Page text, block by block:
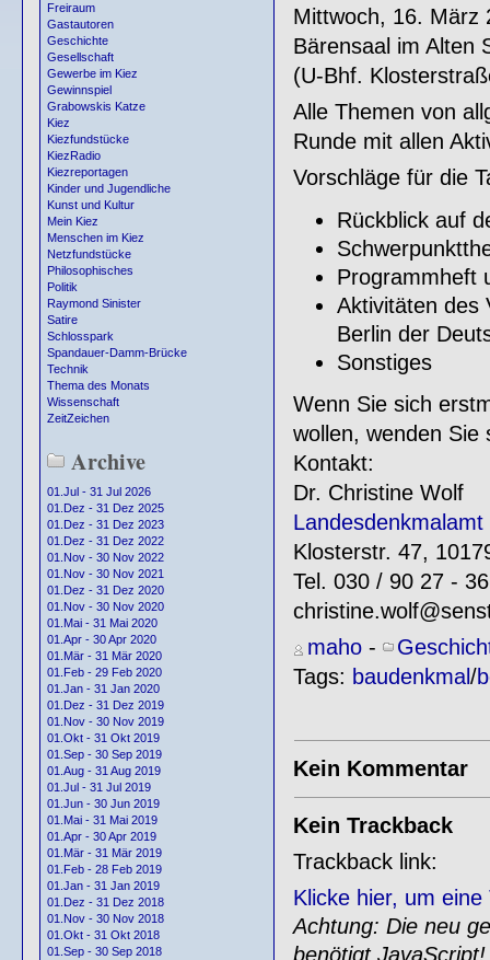
Freiraum
Gastautoren
Geschichte
Gesellschaft
Gewerbe im Kiez
Gewinnspiel
Grabowskis Katze
Kiez
Kiezfundstücke
KiezRadio
Kiezreportagen
Kinder und Jugendliche
Kunst und Kultur
Mein Kiez
Menschen im Kiez
Netzfundstücke
Philosophisches
Politik
Raymond Sinister
Satire
Schlosspark
Spandauer-Damm-Brücke
Technik
Thema des Monats
Wissenschaft
ZeitZeichen
Archive
01.Jul - 31 Jul 2026
01.Dez - 31 Dez 2025
01.Dez - 31 Dez 2023
01.Dez - 31 Dez 2022
01.Nov - 30 Nov 2022
01.Nov - 30 Nov 2021
01.Dez - 31 Dez 2020
01.Nov - 30 Nov 2020
01.Mai - 31 Mai 2020
01.Apr - 30 Apr 2020
01.Mär - 31 Mär 2020
01.Feb - 29 Feb 2020
01.Jan - 31 Jan 2020
01.Dez - 31 Dez 2019
01.Nov - 30 Nov 2019
01.Okt - 31 Okt 2019
01.Sep - 30 Sep 2019
01.Aug - 31 Aug 2019
01.Jul - 31 Jul 2019
01.Jun - 30 Jun 2019
01.Mai - 31 Mai 2019
01.Apr - 30 Apr 2019
01.Mär - 31 Mär 2019
01.Feb - 28 Feb 2019
01.Jan - 31 Jan 2019
01.Dez - 31 Dez 2018
01.Nov - 30 Nov 2018
01.Okt - 31 Okt 2018
01.Sep - 30 Sep 2018
Mittwoch, 16. März
Bärensaal im Alten
(U-Bhf.
Alle Themen von
Runde mit allen
Vorschläge für die
Rückblick auf
Programmheft
Aktivitäten des
Berlin der
Sonstiges
Wenn Sie sich
wollen, wenden Sie
Kontakt:
Dr. Christine Wolf
Klosterstr. 47,
Tel. 030 / 90 27 -
maho-
Tags: baudenkmal/
Kein Kommentar
Kein Trackback
Trackback link:
Klicke hier, um
Achtung: Die neu
benötigt JavaScript!